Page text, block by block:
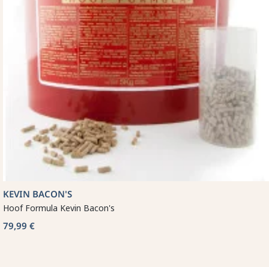
KEVIN BACON'S
Hoof Formula Kevin Bacon's
79,99 €